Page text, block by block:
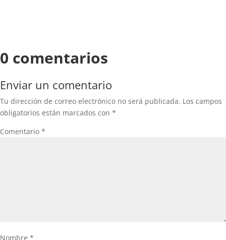
0 comentarios
Enviar un comentario
Tu dirección de correo electrónico no será publicada. Los campos
obligatorios están marcados con *
Comentario *
Nombre *